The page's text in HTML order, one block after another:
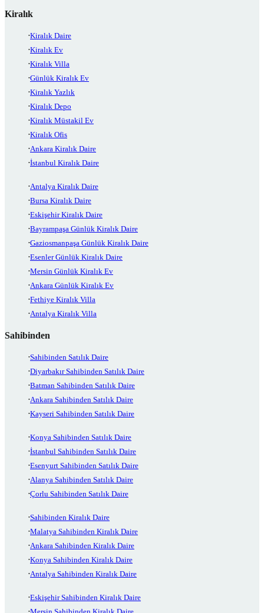
Kiralık
Kiralık Daire
Kiralık Ev
Kiralık Villa
Günlük Kiralık Ev
Kiralık Yazlık
Kiralık Depo
Kiralık Müstakil Ev
Kiralık Ofis
Ankara Kiralık Daire
İstanbul Kiralık Daire
Antalya Kiralık Daire
Bursa Kiralık Daire
Eskişehir Kiralık Daire
Bayrampaşa Günlük Kiralık Daire
Gaziosmanpaşa Günlük Kiralık Daire
Esenler Günlük Kiralık Daire
Mersin Günlük Kiralık Ev
Ankara Günlük Kiralık Ev
Fethiye Kiralık Villa
Antalya Kiralık Villa
Sahibinden
Sahibinden Satılık Daire
Diyarbakır Sahibinden Satılık Daire
Batman Sahibinden Satılık Daire
Ankara Sahibinden Satılık Daire
Kayseri Sahibinden Satılık Daire
Konya Sahibinden Satılık Daire
İstanbul Sahibinden Satılık Daire
Esenyurt Sahibinden Satılık Daire
Alanya Sahibinden Satılık Daire
Çorlu Sahibinden Satılık Daire
Sahibinden Kiralık Daire
Malatya Sahibinden Kiralık Daire
Ankara Sahibinden Kiralık Daire
Konya Sahibinden Kiralık Daire
Antalya Sahibinden Kiralık Daire
Eskişehir Sahibinden Kiralık Daire